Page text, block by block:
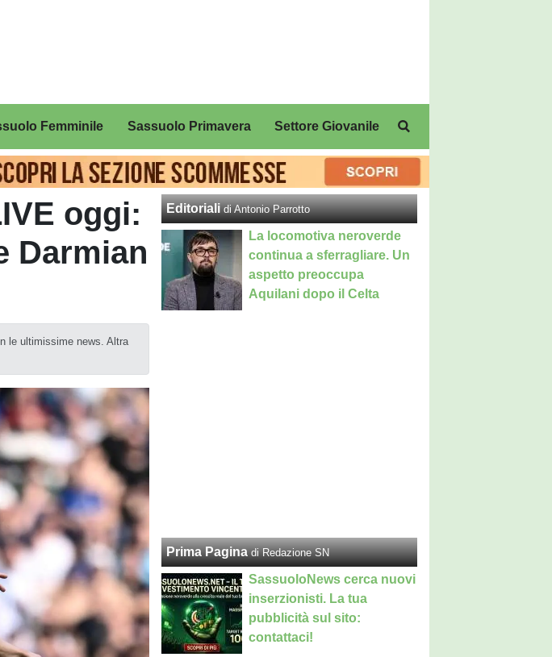
Femminile Sassuolo Primavera Settore Giovanile
oggi:
Darmian
le ultimissime news. Altra
Editoriali di Antonio Parrotto
La locomotiva neroverde
continua a sferragliare. Un
aspetto preoccupa
Aquilani dopo il Celta
Prima Pagina di Redazione SN
SassuoloNews cerca nuovi
inserzionisti. La tua
pubblicità sul sito:
contattaci!